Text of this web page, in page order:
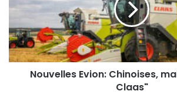
"made
Claas"
Nouvelles Evion: Chinoises,
Claas"